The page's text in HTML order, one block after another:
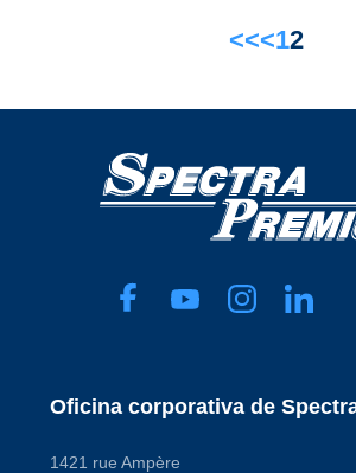
<<<12
Oficina corporativa de
1421 rue Ampère